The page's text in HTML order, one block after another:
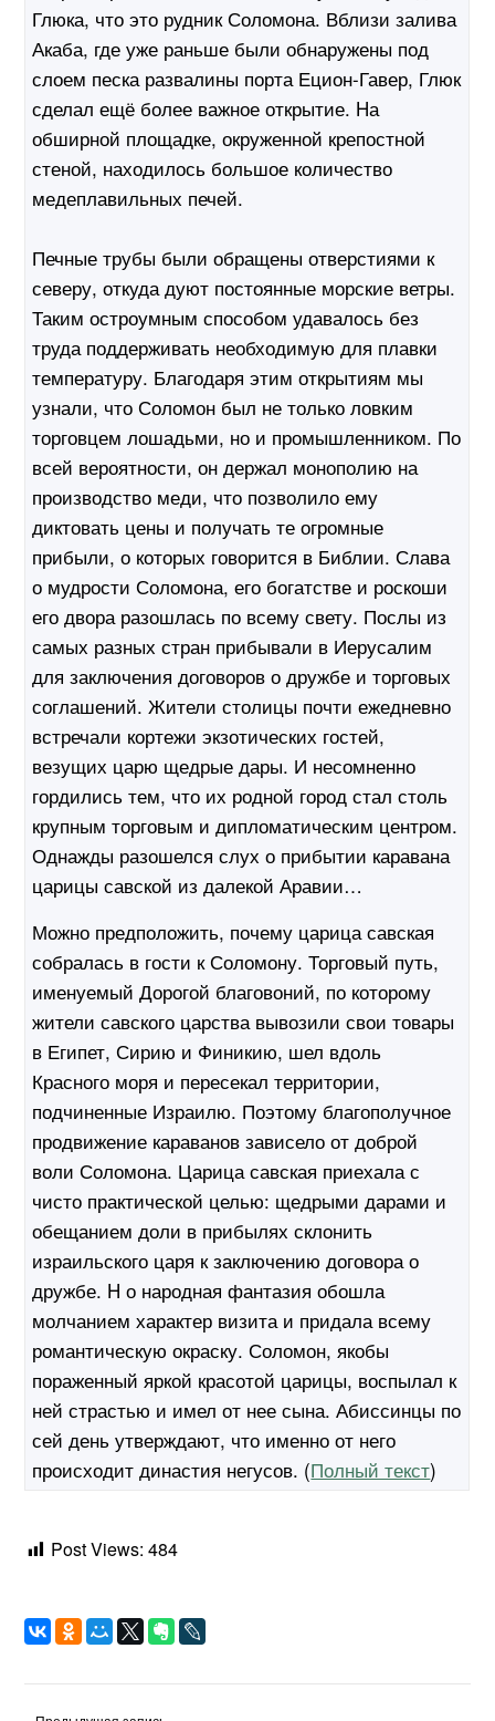
Глюка, что это рудник Соломона. Вблизи залива
Акаба, где уже раньше были обнаружены под
слоем песка развалины порта Ецион-Гавер, Глюк
сделал ещё более важное открытие. Hа
обширной площадке, окруженной крепостной
стеной, находилось большое количество
медеплавильных печей.
Печные трубы были обращены отверстиями к
северу, откуда дуют постоянные морские ветры.
Таким остроумным способом удавалось без
труда поддерживать необходимую для плавки
температуру. Благодаря этим открытиям мы
узнали, что Соломон был не только ловким
торговцем лошадьми, но и промышленником. По
всей вероятности, он держал монополию на
производство меди, что позволило ему
диктовать цены и получать те огромные
прибыли, о которых говорится в Библии. Слава
о мудрости Соломона, его богатстве и роскоши
его двора разошлась по всему свету. Послы из
самых разных стран прибывали в Иерусалим
для заключения договоров о дружбе и торговых
соглашений. Жители столицы почти ежедневно
встречали кортежи экзотических гостей,
везущих царю щедрые дары. И несомненно
гордились тем, что их родной город стал столь
крупным торговым и дипломатическим центром.
Однажды разошелся слух о прибытии каравана
царицы савской из далекой Аравии…
Можно предположить, почему царица савская
собралась в гости к Соломону. Торговый путь,
именуемый Дорогой благовоний, по которому
жители савского царства вывозили свои товары
в Египет, Сирию и Финикию, шел вдоль
Красного моря и пересекал территории,
подчиненные Израилю. Поэтому благополучное
продвижение караванов зависело от доброй
воли Соломона. Царица савская приехала с
чисто практической целью: щедрыми дарами и
обещанием доли в прибылях склонить
израильского царя к заключению договора о
дружбе. H о народная фантазия обошла
молчанием характер визита и придала всему
романтическую окраску. Соломон, якобы
пораженный яркой красотой царицы, воспылал к
ней страстью и имел от нее сына. Абиссинцы по
сей день утверждают, что именно от него
происходит династия негусов. (Полный текст)
Post Views: 484